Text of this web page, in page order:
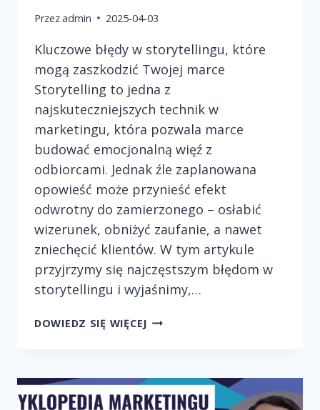
Przezadmin 2025-04-03
Kluczowe błędy w storytellingu, które
mogą zaszkodzić Twojej marce
Storytelling to jedna z
najskuteczniejszych technik w
marketingu, która pozwala marce
budować emocjonalną więź z
odbiorcami. Jednak źle zaplanowana
opowieść może przynieść efekt
odwrotny do zamierzonego – osłabić
wizerunek, obniżyć zaufanie, a nawet
zniechęcić klientów. W tym artykule
przyjrzymy się najczęstszym błędom w
storytellingu i wyjaśnimy,…
DOWIEDZ SIĘ WIĘCEJKLUCZOWE
KTÓRE
MOGĄ